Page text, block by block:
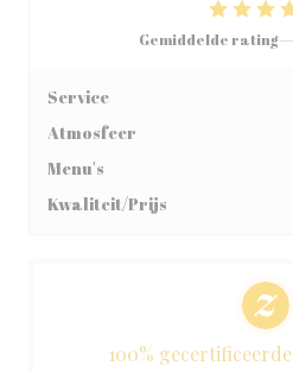
Gemiddelde rating —
Service
Atmosfeer
Menu's
Kwaliteit/Prijs
100%